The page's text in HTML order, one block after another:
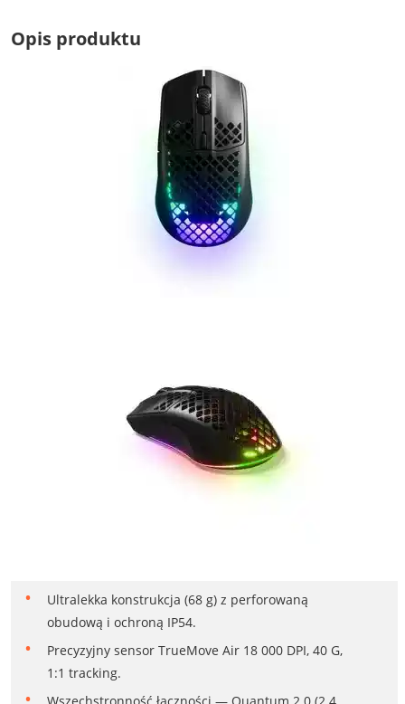
Opis produktu
Ultralekka konstrukcja (68 g) z perforowaną
obudową i ochroną IP54.
Precyzyjny sensor TrueMove Air 18 000 DPI, 40 G,
1:1 tracking.